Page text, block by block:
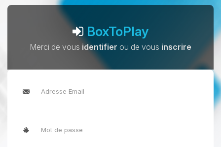
BoxToPlay
Merci de vous identifier ou de vous inscrire